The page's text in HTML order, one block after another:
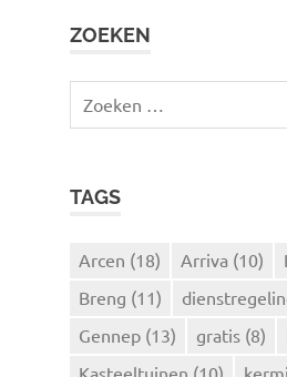
ZOEKEN
e
TAGS
Arcen (18) Arriva (10)
Breng (11)
Gennep (13) gratis (8)
Kasteeltuinen (10)